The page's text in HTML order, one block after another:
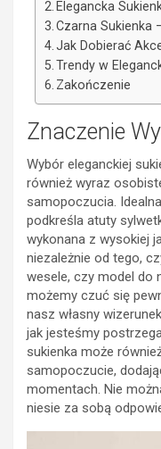
Elegancka
Czarna Sukienka
Jak Dobierać
Trendy w
Zakończenie
Znaczenie
Wybór eleganckiej
również wyraz
samopoczucia.
podkreśla atuty
wykonana z wysokiej
niezależnie od tego,
wesele, czy model do
możemy czuć się
nasz własny
jak jesteśmy
sukienka może
samopoczucie,
momentach. Nie
niesie za sobą